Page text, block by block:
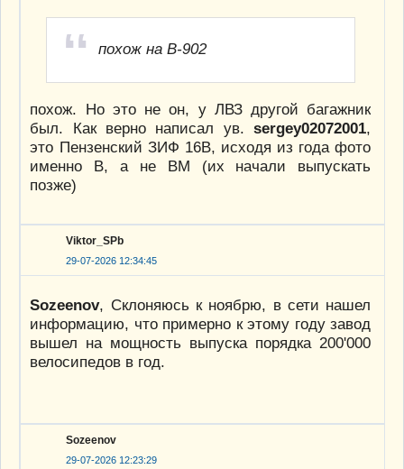
похож на В-902
похож. Но это не он, у ЛВЗ другой багажник
был. Как верно написал ув.sergey02072001,
это Пензенский ЗИФ 16В, исходя из года фото
именно В, а не ВМ (их начали выпускать
позже)
Viktor_SPb
29-07-2026 12:34:45
Sozeenov, Склоняюсь к ноябрю, в сети нашел
информацию, что примерно к этому году завод
вышел на мощность выпуска порядка 200'000
велосипедов в год.
Sozeenov
29-07-2026 12:23:29